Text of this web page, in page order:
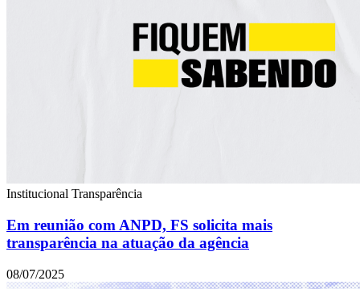
Institucional Transparência
Em reunião com ANPD, FS solicita mais
transparência na atuação da agência
08/07/2025